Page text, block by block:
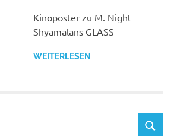
Kinoposter zu M. Night
Shyamalans GLASS
WEITERLESEN
SUCHEN